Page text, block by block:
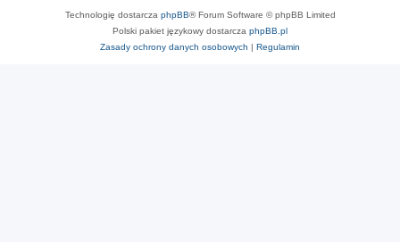
Technologię dostarcza phpBB® Forum Software © phpBB Limited
Polski pakiet językowy dostarcza phpBB.pl
Zasady ochrony danych osobowych | Regulamin